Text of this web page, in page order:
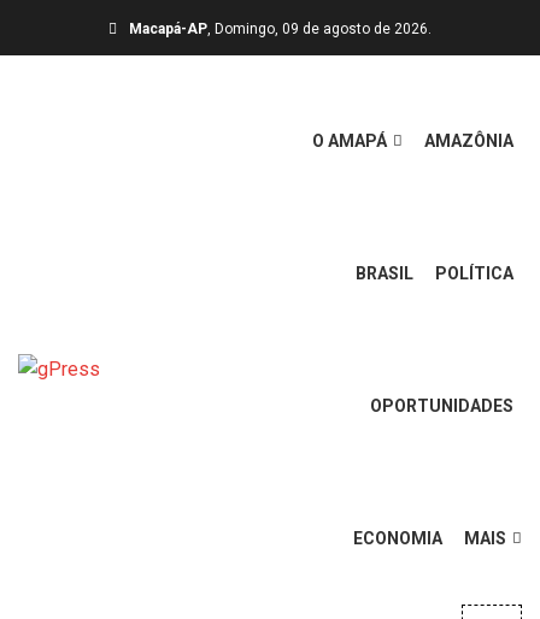
Macapá-AP, Domingo, 09 de agosto de 2026.
O AMAPÁ AMAZÔNIA
BRASIL POLÍTICA
OPORTUNIDADES
ECONOMIA MAIS